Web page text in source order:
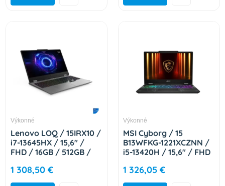
Výkonné
Lenovo LOQ / 15IRX10 /
i7-13645HX / 15,6" /
FHD / 16GB / 512GB /
Gray / 2R 83JE01C3CK
1 308,50 €
Výkonné
MSI Cyborg / 15
B13WFKG-1221XCZNN /
i5-13420H / 15,6" / FHD
5060 / bez OS / Black /
2R 9S7-15Q342-1221
1 326,05 €